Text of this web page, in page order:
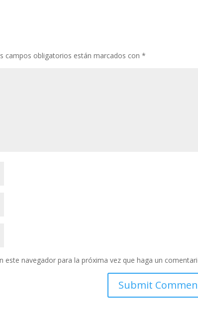
campos obligatorios están marcados con*
navegador para la próxima vez que haga un